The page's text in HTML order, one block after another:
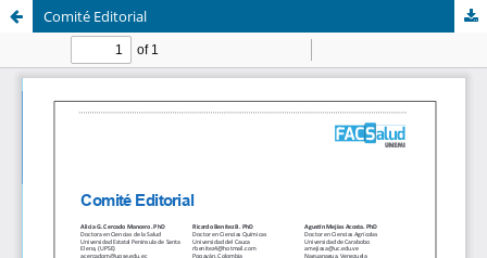
Comité Editorial